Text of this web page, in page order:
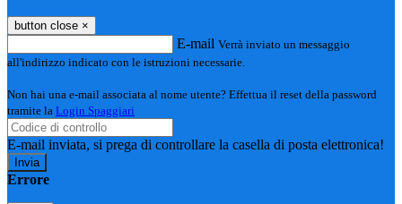
button close ×
E-mail Verrà inviato un messaggio
all'indirizzo indicato con le istruzioni necessarie.
Non hai una e-mail associata al nome utente? Effettua il reset della password
tramite la Login Spaggiari
E-mail inviata, si prega di controllare la casella di posta elettronica!
Errore